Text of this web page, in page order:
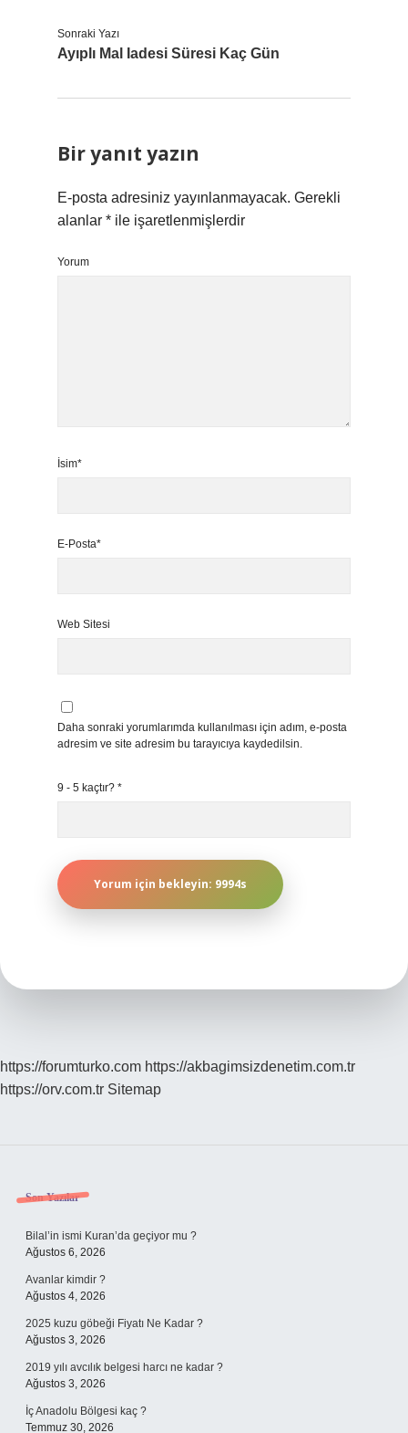
Sonraki Yazı
Ayıplı Mal Iadesi Süresi Kaç Gün
Bir yanıt yazın
E-posta adresiniz yayınlanmayacak. Gerekli
alanlar * ile işaretlenmişlerdir
Yorum
İsim*
E-Posta*
Web Sitesi
Daha sonraki yorumlarımda kullanılması için adım, e-posta
adresim ve site adresim bu tarayıcıya kaydedilsin.
9 - 5 kaçtır? *
https://forumturko.com https://akbagimsizdenetim.com.tr
https://orv.com.tr Sitemap
Sidebar
Son Yazılar
Bilal’in ismi Kuran’da geçiyor mu ?
Ağustos 6, 2026
Avanlar kimdir ?
Ağustos 4, 2026
2025 kuzu göbeği Fiyatı Ne Kadar ?
Ağustos 3, 2026
2019 yılı avcılık belgesi harcı ne kadar ?
Ağustos 3, 2026
İç Anadolu Bölgesi kaç ?
Temmuz 30, 2026